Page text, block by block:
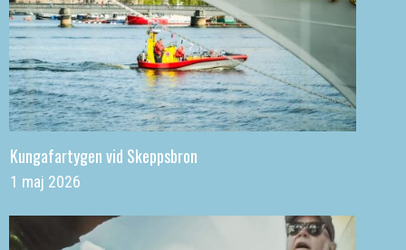
Kungafartygen vid Skeppsbron
1 maj 2026